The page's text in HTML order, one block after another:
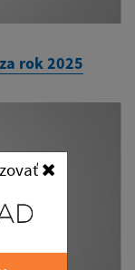
rok 2025